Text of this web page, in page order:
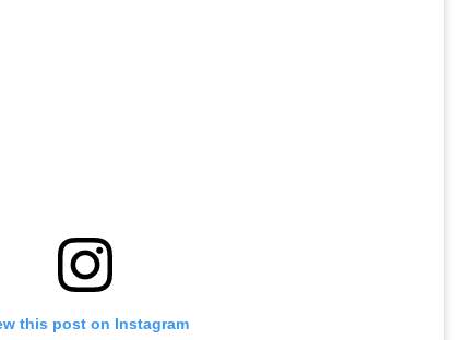
this post on Instagram